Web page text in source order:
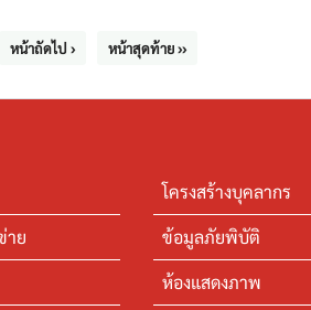
หน้าถัดไป › หน้าสุดท้าย ››
โครงสร้างบุคลากร
าย
ข้อมูลภัยพิบัติ
ห้องแสดงภาพ